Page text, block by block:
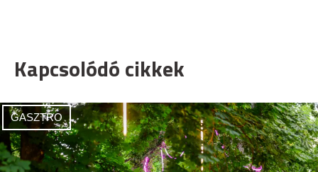
Kapcsolódó cikkek
GASZTRO